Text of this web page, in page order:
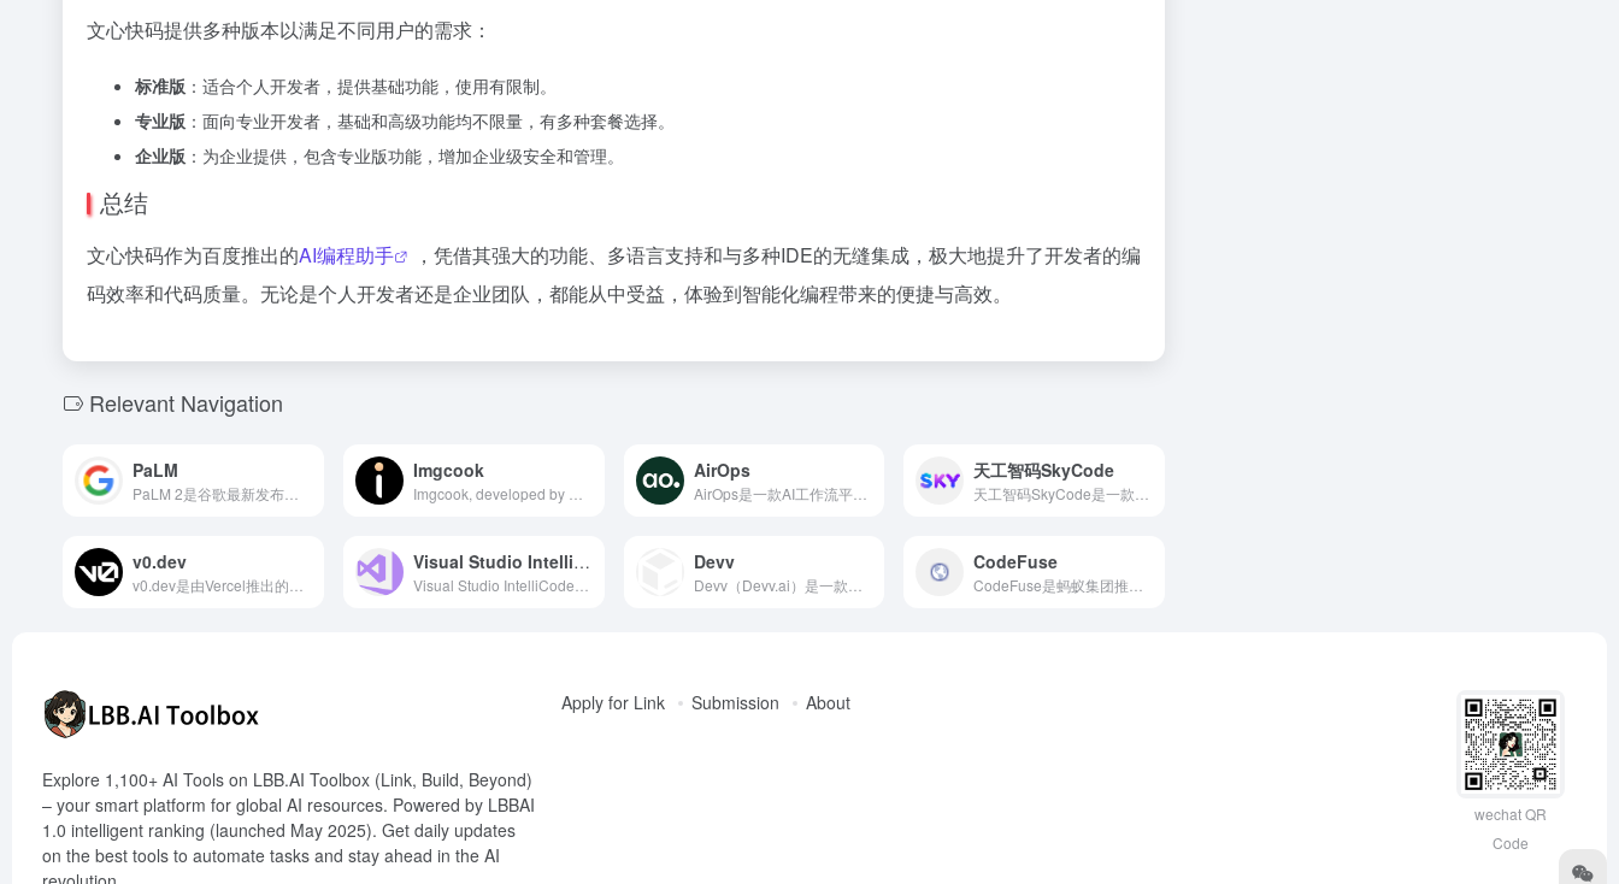
文心快码提供多种版本以满足不同用户的需求：
标准版 ：适合个人开发者，提供基础功能，使用有限制。
专业版 ：面向专业开发者，基础和高级功能均不限量，有多种套餐选择。
企业版 ：为企业提供，包含专业版功能，增加企业级安全和管理。
总结
文心快码作为百度推出的AI编程助手
，凭借其强大的功能、多语言支持和与多种IDE的无缝集成，极大地提升了开发者的编
码效率和代码质量。无论是个人开发者还是企业团队，都能从中受益，体验到智能化编程带来的便捷与高效。
Relevant Navigation
PaLM Imgcook AirOps
AirOps是一款AI工作流平台，帮助企业通过可扩展的内容工作流实现有机增长，利用40多种AI模型，快速创建、优化和部署内容。
天工智码SkyCode
v0.dev Visual Studio IntelliCode Devv CodeFuse
Explore 1,100+ AI Tools on LBB.AI Toolbox (Link, Build, Beyond)
– your smart platform for global AI resources. Powered by LBBAI
1.0 intelligent ranking (launched May 2025). Get daily updates
on the best tools to automate tasks and stay ahead in the AI
Apply for Link Submission About
wechat QR
Code